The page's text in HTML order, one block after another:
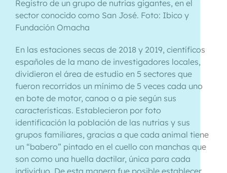
Registro de un grupo de nutrias gigantes, en el
sector conocido como San José. Foto: Ibico y
Fundación Omacha
En las estaciones secas de 2018 y 2019, científicos
españoles de la mano de investigadores locales,
dividieron el área de estudio en 5 sectores que
fueron recorridos un mínimo de 5 veces cada uno
en bote de motor, canoa o a pie según sus
características. Establecieron por foto
identificación la población de las nutrias y sus
grupos familiares, gracias a que cada animal tiene
un “babero” pintado en el cuello con manchas que
son como una huella dactilar, única para cada